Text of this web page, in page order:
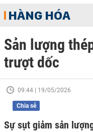
HÀNG HÓA
Sản lượng
trượt dốc
09:44 | 19/05/2026
Chia sẻ
Sự sụt giảm sản